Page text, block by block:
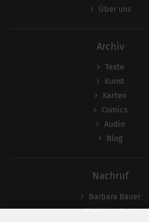
Über uns
Archiv
Texte
Kunst
Karten
Comics
Audio
Blog
Nachruf
Barbara Bauer
Christian Semler